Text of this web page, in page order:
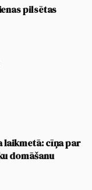
pilsētas
laikmetā: cīņa par
domāšanu